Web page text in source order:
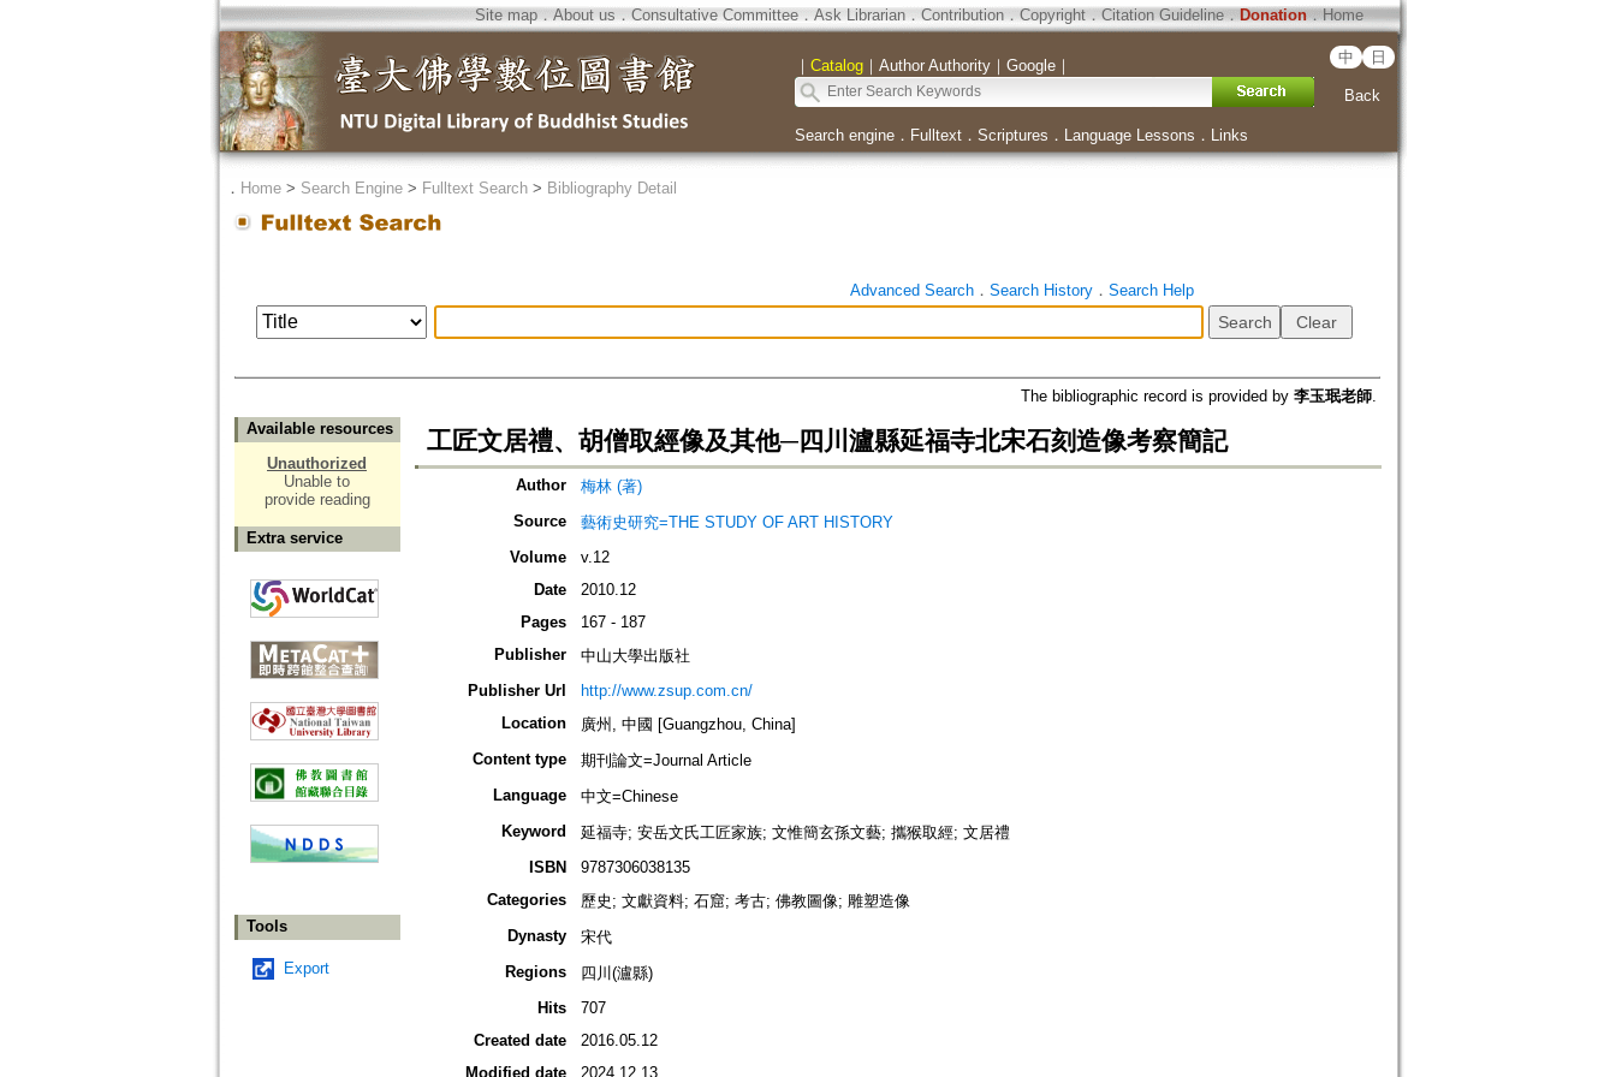
Site map．About us ． Consultative Committee． Ask Librarian． Contribution．Copyright．Citation Guideline． Donation．Home
｜ Catalog｜ Author Authority｜ Google｜ 中 日
Back
Search engine． Fulltext． Scriptures ． Language Lessons ． Links
． Home> Search Engine> Fulltext Search> Bibliography Detail
Advanced Search． Search History． Search Help
The bibliographic record is provided by 李玉珉老師.
Available resources
Unauthorized
Unable to
provide reading
Extra service
Tools
Export
工匠文居禮、胡僧取經像及其他─四川瀘縣延福寺北宋石刻造像考察簡記
Author
梅林 (著)
Source
藝術史研究=THE STUDY OF ART HISTORY
Volume
v.12
Date
2010.12
Pages
167 - 187
Publisher
中山大學出版社
Publisher Url
http://www.zsup.com.cn/
Location
廣州, 中國 [Guangzhou, China]
Content type
期刊論文=Journal Article
Language
中文=Chinese
Keyword
延福寺; 安岳文氏工匠家族; 文惟簡玄孫文藝; 攜猴取經; 文居禮
ISBN
9787306038135
Categories
歷史; 文獻資料; 石窟; 考古; 佛教圖像; 雕塑造像
Dynasty
宋代
Regions
四川(瀘縣)
Hits
707
Created date
2016.05.12
Modified date
2024.12.13